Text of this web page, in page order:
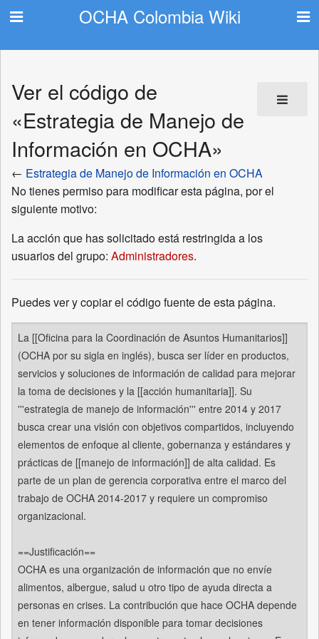
OCHA Colombia Wiki
Ver el código de
«Estrategia de Manejo de
Información en OCHA»
← Estrategia de Manejo de Información en OCHA
No tienes permiso para modificar esta página, por el
siguiente motivo:
La acción que has solicitado está restringida a los
usuarios del grupo: Administradores.
Puedes ver y copiar el código fuente de esta página.